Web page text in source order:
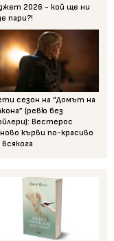
2026 - кой ще ни
пари?!
сезон на “Домът на
(ревю без
Вестерос
кърви по-красиво